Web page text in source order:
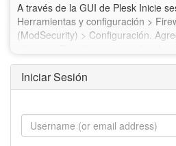
A través de la GUI de Plesk Inicie
Herramientas y configuración >
(ModSecurity) > Configuración.
"@ipMatch…
Iniciar Sesión